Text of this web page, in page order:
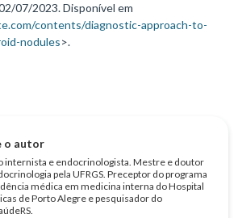
07/2023. Disponível em
contents/diagnostic-approach-to-
nodules>.
o autor
internista e endocrinologista. Mestre e doutor
pela UFRGS. Preceptor do programa
médica em medicina interna do Hospital
de Porto Alegre e pesquisador do